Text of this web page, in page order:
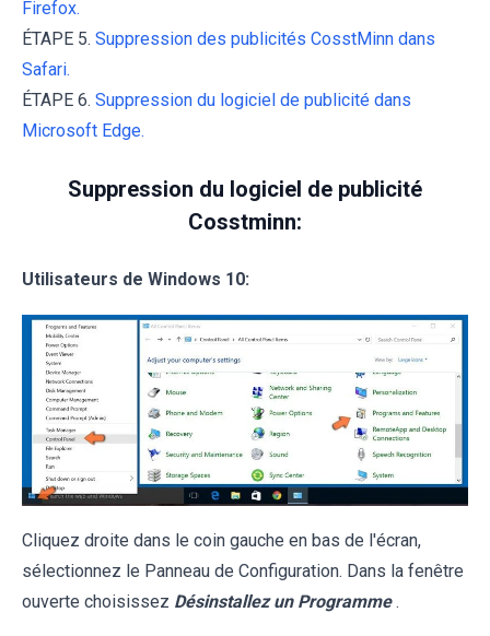
Firefox.
ÉTAPE 5. Suppression des publicités CosstMinn dans
Safari.
ÉTAPE 6. Suppression du logiciel de publicité dans
Microsoft Edge.
Suppression du logiciel de publicité
Cosstminn:
Utilisateurs de Windows 10:
Cliquez droite dans le coin gauche en bas de l'écran,
sélectionnez le Panneau de Configuration. Dans la fenêtre
ouverte choisissez Désinstallez un Programme .